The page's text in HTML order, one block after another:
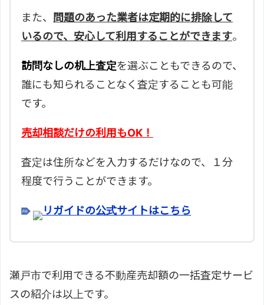
また、
問題のあった業者は定期的に排除して
いるので、安心して利用することができます。
訪問なしの机上査定を選ぶこともできるので、
誰にも知られることなく査定することも可能
です。
売却相談だけの利用もOK！
査定は住所などを入力するだけなので、１分
程度で行うことができます。
リガイドの公式サイトはこちら
瀬戸市で利用できる不動産売却額の一括査定サービ
スの紹介は以上です。